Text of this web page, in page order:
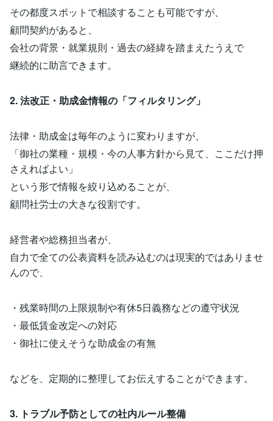
その都度スポットで相談することも可能ですが、
顧問契約があると、
会社の背景・就業規則・過去の経緯を踏まえたうえで
継続的に助言できます。
2. 法改正・助成金情報の「フィルタリング」
法律・助成金は毎年のように変わりますが、
「御社の業種・規模・今の人事方針から見て、ここだけ押
さえればよい」
という形で情報を絞り込めることが、
顧問社労士の大きな役割です。
経営者や総務担当者が、
自力で全ての公表資料を読み込むのは現実的ではありませ
んので、
・残業時間の上限規制や有休5日義務などの遵守状況
・最低賃金改定への対応
・御社に使えそうな助成金の有無
などを、定期的に整理してお伝えすることができます。
3. トラブル予防としての社内ルール整備